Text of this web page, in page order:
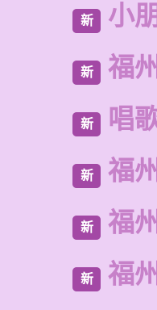
新 小
新 福
新 唱
新 福
新 福
新 福